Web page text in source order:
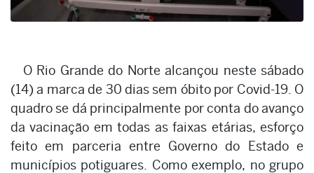
O Rio Grande do Norte alcançou neste sábado
(14) a marca de 30 dias sem óbito por Covid-19. O
quadro se dá principalmente por conta do avanço
da vacinação em todas as faixas etárias, esforço
feito em parceria entre Governo do Estado e
municípios potiguares. Como exemplo, no grupo